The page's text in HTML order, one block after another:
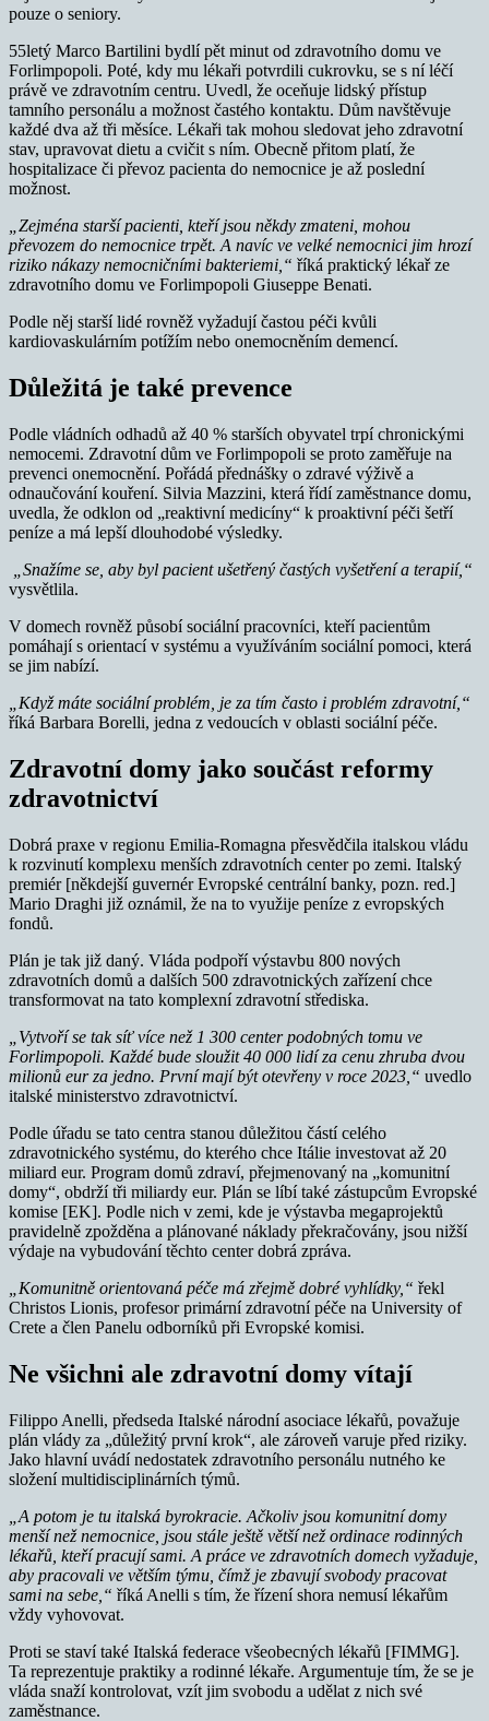
pouze o seniory.
55letý Marco Bartilini bydlí pět minut od zdravotního domu ve
Forlimpopoli. Poté, kdy mu lékaři potvrdili cukrovku, se s ní léčí
právě ve zdravotním centru. Uvedl, že oceňuje lidský přístup
tamního personálu a možnost častého kontaktu. Dům navštěvuje
každé dva až tři měsíce. Lékaři tak mohou sledovat jeho zdravotní
stav, upravovat dietu a cvičit s ním. Obecně přitom platí, že
hospitalizace či převoz pacienta do nemocnice je až poslední
možnost.
„Zejména starší pacienti, kteří jsou někdy zmateni, mohou
převozem do nemocnice trpět. A navíc ve velké nemocnici jim hrozí
riziko nákazy nemocničními bakteriemi,“ říká praktický lékař ze
zdravotního domu ve Forlimpopoli Giuseppe Benati.
Podle něj starší lidé rovněž vyžadují častou péči kvůli
kardiovaskulárním potížím nebo onemocněním demencí.
Důležitá je také prevence
Podle vládních odhadů až 40 % starších obyvatel trpí chronickými
nemocemi. Zdravotní dům ve Forlimpopoli se proto zaměřuje na
prevenci onemocnění. Pořádá přednášky o zdravé výživě a
odnaučování kouření. Silvia Mazzini, která řídí zaměstnance domu,
uvedla, že odklon od „reaktivní medicíny“ k proaktivní péči šetří
peníze a má lepší dlouhodobé výsledky.
„Snažíme se, aby byl pacient ušetřený častých vyšetření a terapií,“
vysvětlila.
V domech rovněž působí sociální pracovníci, kteří pacientům
pomáhají s orientací v systému a využíváním sociální pomoci, která
se jim nabízí.
„Když máte sociální problém, je za tím často i problém zdravotní,“
říká Barbara Borelli, jedna z vedoucích v oblasti sociální péče.
Zdravotní domy jako součást reformy
zdravotnictví
Dobrá praxe v regionu Emilia-Romagna přesvědčila italskou vládu
k rozvinutí komplexu menších zdravotních center po zemi. Italský
premiér [někdejší guvernér Evropské centrální banky, pozn. red.]
Mario Draghi již oznámil, že na to využije peníze z evropských
fondů.
Plán je tak již daný. Vláda podpoří výstavbu 800 nových
zdravotních domů a dalších 500 zdravotnických zařízení chce
transformovat na tato komplexní zdravotní střediska.
„Vytvoří se tak síť více než 1 300 center podobných tomu ve
Forlimpopoli. Každé bude sloužit 40 000 lidí za cenu zhruba dvou
milionů eur za jedno. První mají být otevřeny v roce 2023,“ uvedlo
italské ministerstvo zdravotnictví.
Podle úřadu se tato centra stanou důležitou částí celého
zdravotnického systému, do kterého chce Itálie investovat až 20
miliard eur. Program domů zdraví, přejmenovaný na „komunitní
domy“, obdrží tři miliardy eur. Plán se líbí také zástupcům Evropské
komise [EK]. Podle nich v zemi, kde je výstavba megaprojektů
pravidelně zpožděna a plánované náklady překračovány, jsou nižší
výdaje na vybudování těchto center dobrá zpráva.
„Komunitně orientovaná péče má zřejmě dobré vyhlídky,“ řekl
Christos Lionis, profesor primární zdravotní péče na University of
Crete a člen Panelu odborníků při Evropské komisi.
Ne všichni ale zdravotní domy vítají
Filippo Anelli, předseda Italské národní asociace lékařů, považuje
plán vlády za „důležitý první krok“, ale zároveň varuje před riziky.
Jako hlavní uvádí nedostatek zdravotního personálu nutného ke
složení multidisciplinárních týmů.
„A potom je tu italská byrokracie. Ačkoliv jsou komunitní domy
menší než nemocnice, jsou stále ještě větší než ordinace rodinných
lékařů, kteří pracují sami. A práce ve zdravotních domech vyžaduje,
aby pracovali ve větším týmu, čímž je zbavují svobody pracovat
sami na sebe,“ říká Anelli s tím, že řízení shora nemusí lékařům
vždy vyhovovat.
Proti se staví také Italská federace všeobecných lékařů [FIMMG].
Ta reprezentuje praktiky a rodinné lékaře. Argumentuje tím, že se je
vláda snaží kontrolovat, vzít jim svobodu a udělat z nich své
zaměstnance.